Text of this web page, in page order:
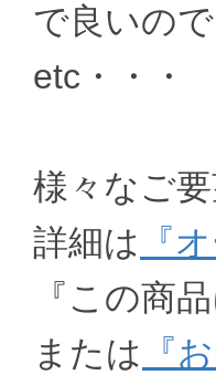
で良いの
etc・・・
様々なご
詳細は 『
『この商
または 『